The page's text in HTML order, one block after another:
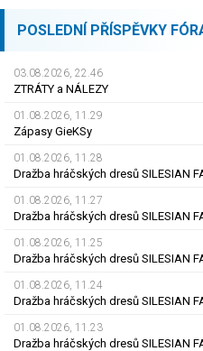
POSLEDNÍ PŘÍSPĚVKY
03.08.2026, 22.46
ZTRÁTY a NÁLEZY
01.08.2026, 11.29
Zápasy GieKSy
01.08.2026, 11.28
Dražba hráčských dresů SILESIAN
01.08.2026, 11.27
Dražba hráčských dresů SILESIAN
01.08.2026, 11.25
Dražba hráčských dresů SILESIAN
01.08.2026, 11.24
Dražba hráčských dresů SILESIAN
01.08.2026, 11.23